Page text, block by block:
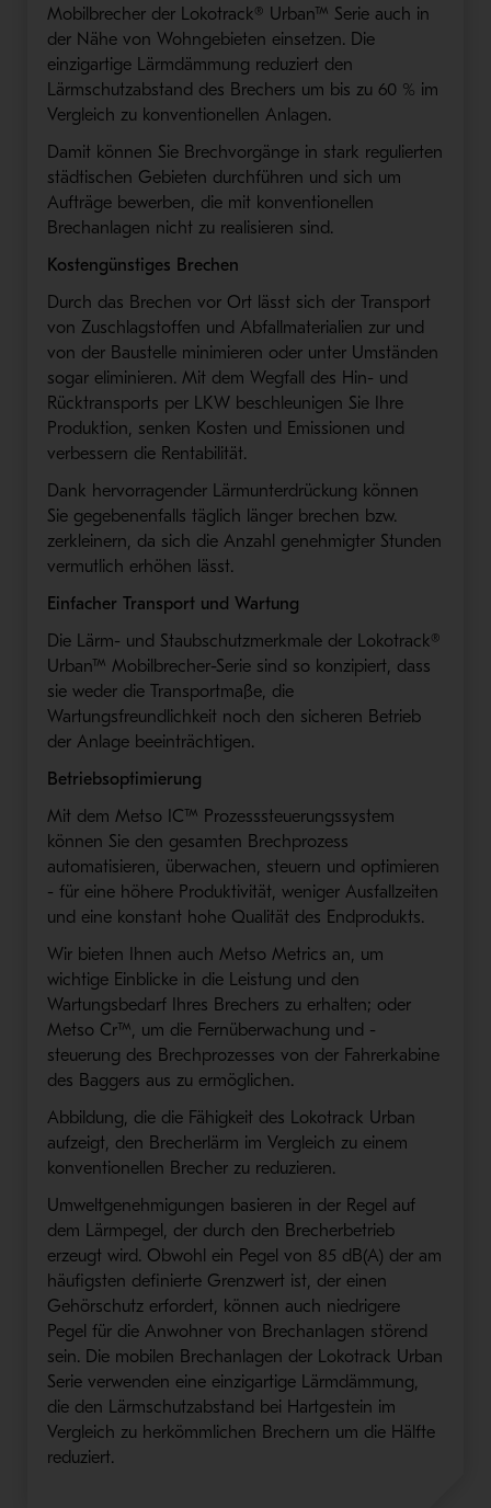
Mobilbrecher der Lokotrack® Urban™ Serie auch in
der Nähe von Wohngebieten einsetzen. Die
einzigartige Lärmdämmung reduziert den
Lärmschutzabstand des Brechers um bis zu 60 % im
Vergleich zu konventionellen Anlagen.
Damit können Sie Brechvorgänge in stark regulierten
städtischen Gebieten durchführen und sich um
Aufträge bewerben, die mit konventionellen
Brechanlagen nicht zu realisieren sind.
Kostengünstiges Brechen
Durch das Brechen vor Ort lässt sich der Transport
von Zuschlagstoffen und Abfallmaterialien zur und
von der Baustelle minimieren oder unter Umständen
sogar eliminieren. Mit dem Wegfall des Hin- und
Rücktransports per LKW beschleunigen Sie Ihre
Produktion, senken Kosten und Emissionen und
verbessern die Rentabilität.
Dank hervorragender Lärmunterdrückung können
Sie gegebenenfalls täglich länger brechen bzw.
zerkleinern, da sich die Anzahl genehmigter Stunden
vermutlich erhöhen lässt.
Einfacher Transport und Wartung
Die Lärm- und Staubschutzmerkmale der Lokotrack®
Urban™ Mobilbrecher-Serie sind so konzipiert, dass
sie weder die Transportmaße, die
Wartungsfreundlichkeit noch den sicheren Betrieb
der Anlage beeinträchtigen.
Betriebsoptimierung
Mit dem Metso IC™ Prozesssteuerungssystem
können Sie den gesamten Brechprozess
automatisieren, überwachen, steuern und optimieren
- für eine höhere Produktivität, weniger Ausfallzeiten
und eine konstant hohe Qualität des Endprodukts.
Wir bieten Ihnen auch Metso Metrics an, um
wichtige Einblicke in die Leistung und den
Wartungsbedarf Ihres Brechers zu erhalten; oder
Metso Cr™, um die Fernüberwachung und -
steuerung des Brechprozesses von der Fahrerkabine
des Baggers aus zu ermöglichen.
Abbildung, die die Fähigkeit des Lokotrack Urban
aufzeigt, den Brecherlärm im Vergleich zu einem
konventionellen Brecher zu reduzieren.
Umweltgenehmigungen basieren in der Regel auf
dem Lärmpegel, der durch den Brecherbetrieb
erzeugt wird. Obwohl ein Pegel von 85 dB(A) der am
häufigsten definierte Grenzwert ist, der einen
Gehörschutz erfordert, können auch niedrigere
Pegel für die Anwohner von Brechanlagen störend
sein. Die mobilen Brechanlagen der Lokotrack Urban
Serie verwenden eine einzigartige Lärmdämmung,
die den Lärmschutzabstand bei Hartgestein im
Vergleich zu herkömmlichen Brechern um die Hälfte
reduziert.